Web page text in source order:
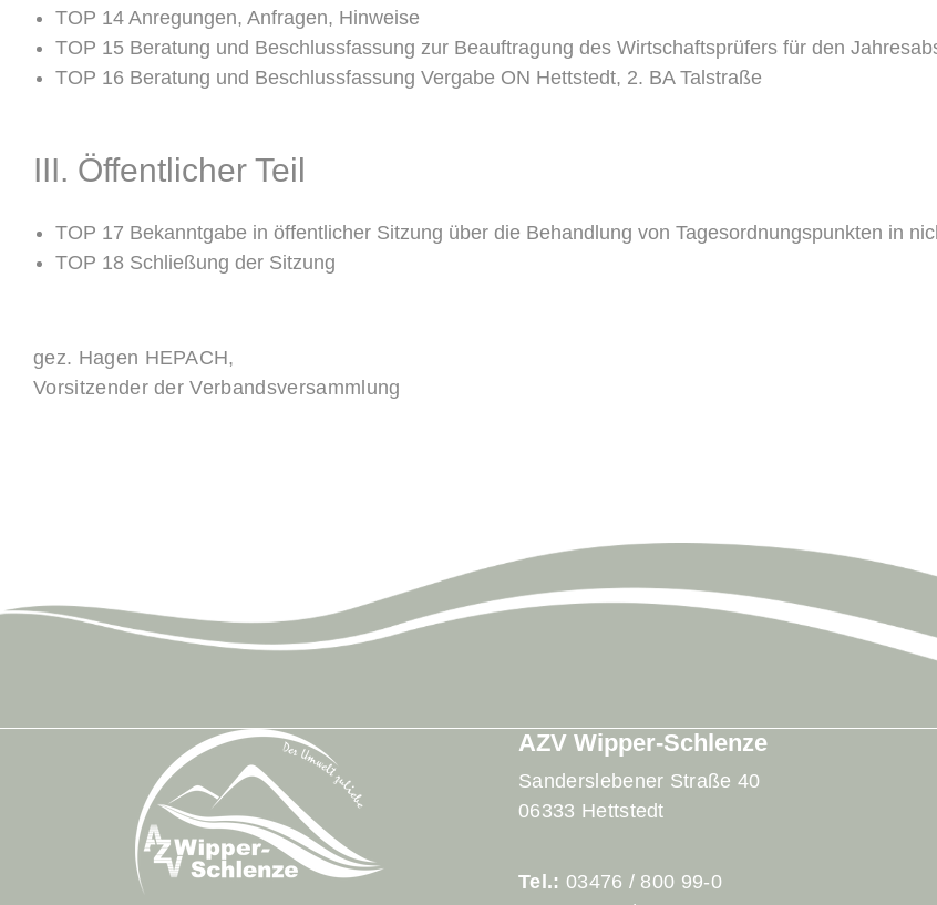
TOP 14 Anregungen, Anfragen, Hinweise
TOP 15 Beratung und Beschlussfassung zur Beauftragung des Wirtschaftsprüfers für den
TOP 16 Beratung und Beschlussfassung Vergabe ON Hettstedt, 2. BA Talstraße
III. Öffentlicher Teil
TOP 17 Bekanntgabe in öffentlicher Sitzung über die Behandlung von Tagesordnungspunkten in
TOP 18 Schließung der Sitzung
gez. Hagen HEPACH,
Vorsitzender der Verbandsversammlung
AZV Wipper-Schlenze
Sanderslebener Straße 40
06333 Hettstedt
Tel.: 03476 / 800 99-0